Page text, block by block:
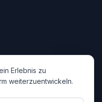
Erlebnis zu
weiterzuentwickeln.